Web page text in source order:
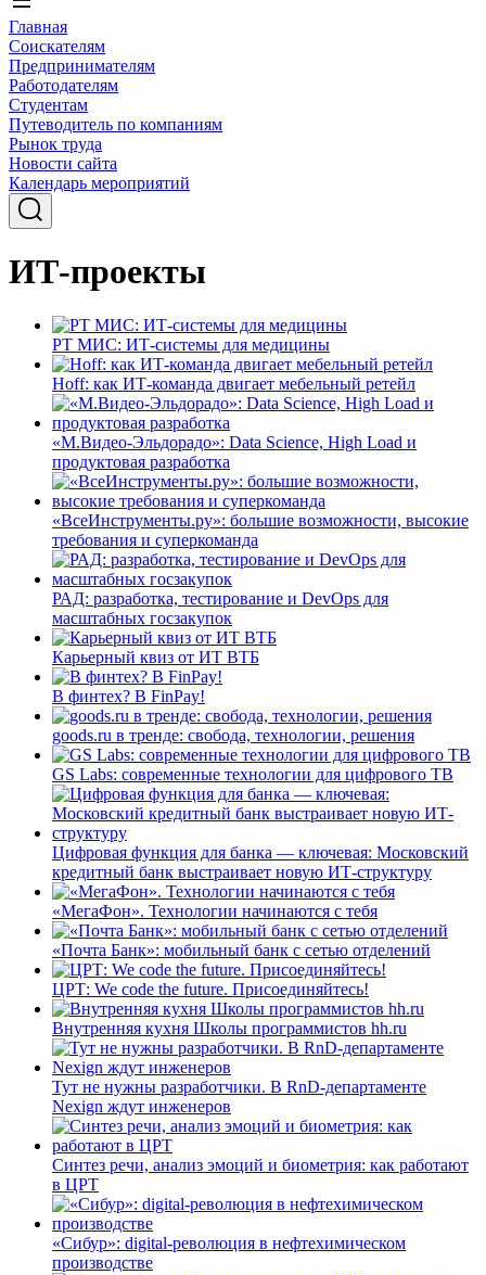
Главная
Соискателям
Предпринимателям
Работодателям
Студентам
Путеводитель по компаниям
Рынок труда
Новости сайта
Календарь мероприятий
ИТ-проекты
РТ МИС: ИТ-системы для медицины
Hoff: как ИТ-команда двигает мебельный ретейл
«М.Видео-Эльдорадо»: Data Science, High Load и
продуктовая разработка
«ВсеИнструменты.ру»: большие возможности, высокие
требования и суперкоманда
РАД: разработка, тестирование и DevOps для
масштабных госзакупок
Карьерный квиз от ИТ ВТБ
В финтех? В FinPay!
goods.ru в тренде: свобода, технологии, решения
GS Labs: современные технологии для цифрового ТВ
Цифровая функция для банка — ключевая: Московский
кредитный банк выстраивает новую ИТ-структуру
«МегаФон». Технологии начинаются с тебя
«Почта Банк»: мобильный банк с сетью отделений
ЦРТ: We code the future. Присоединяйтесь!
Внутренняя кухня Школы программистов hh.ru
Тут не нужны разработчики. В RnD-департаменте
Nexign ждут инженеров
Синтез речи, анализ эмоций и биометрия: как работают
в ЦРТ
«Сибур»: digital-революция в нефтехимическом
производстве